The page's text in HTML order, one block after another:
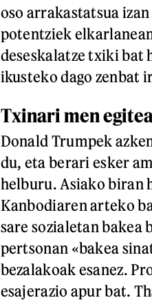
oso arrakastatsua
potentziek
deseskalatze txiki bat
ikusteko dago zenbat
Txinari men
Donald Trumpek
du, eta berari esker
helburu. Asiako biran
Kanbodiaren arteko
sare sozialetan bakea
pertsonan «bakea
bezalakoak esanez.
esajerazio apur bat.